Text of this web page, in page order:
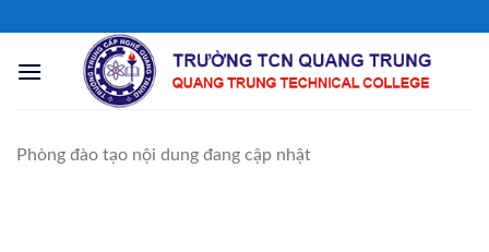
nội
Phòng đào tạo nội dung đang cập nhật